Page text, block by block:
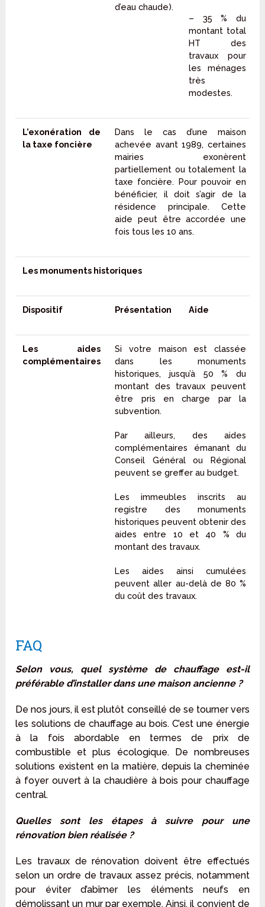
d’eau chaude).
– 35 % du
montant total
HT des
travaux pour
les ménages
très
modestes.
L’exonération de
la taxe foncière
Dans le cas d’une maison
achevée avant 1989, certaines
mairies exonèrent
partiellement ou totalement la
taxe foncière. Pour pouvoir en
bénéficier, il doit s’agir de la
résidence principale. Cette
aide peut être accordée une
fois tous les 10 ans.
Les monuments historiques
Dispositif Présentation Aide
Les aides
complémentaires
Si votre maison est classée
dans les monuments
historiques, jusqu’à 50 % du
montant des travaux peuvent
être pris en charge par la
subvention.
Par ailleurs, des aides
complémentaires émanant du
Conseil Général ou Régional
peuvent se greffer au budget.
Les immeubles inscrits au
registre des monuments
historiques peuvent obtenir des
aides entre 10 et 40 % du
montant des travaux.
Les aides ainsi cumulées
peuvent aller au-delà de 80 %
du coût des travaux.
FAQ
Selon vous, quel système de chauffage est-il
préférable d’installer dans une maison ancienne ?
De nos jours, il est plutôt conseillé de se tourner vers
les solutions de chauffage au bois. C’est une énergie
à la fois abordable en termes de prix de
combustible et plus écologique. De nombreuses
solutions existent en la matière, depuis la cheminée
à foyer ouvert à la chaudière à bois pour chauffage
central.
Quelles sont les étapes à suivre pour une
rénovation bien réalisée ?
Les travaux de rénovation doivent être effectués
selon un ordre de travaux assez précis, notamment
pour éviter d’abîmer les éléments neufs en
démolissant un mur par exemple. Ainsi, il convient de